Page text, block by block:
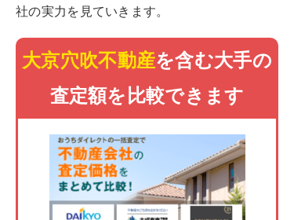
社の実力を見ていきます。
大京穴吹不動産を含む大手の
査定額を比較できます